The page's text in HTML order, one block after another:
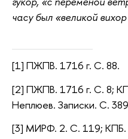
часу был «великой
[1] ПЖПВ. 1716 г. С. 88.
[2] ПЖПВ. 1716 г. С. 8;
Неплюев. Записки. С.
[3] МИРФ. 2. С. 119;